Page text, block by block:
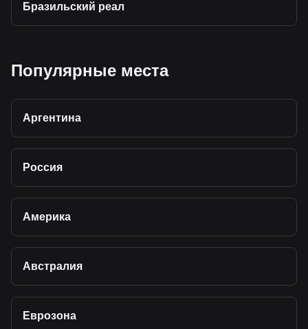
Бразильский реал
Популярные места
Аргентина
Россия
Америка
Австралия
Еврозона